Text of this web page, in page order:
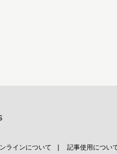
ラインについて | 記事使用につい